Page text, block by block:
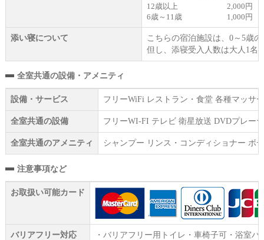
12歳以上
2,000円
6歳～11歳
1,000円
添い寝について
こちらの宿泊施設は、0～5歳
但し、添寝受入人数は大人1名
全室共通の設備・アメニティ
設備・サービス フリーWiFi レストラン・食堂 各種マッサ
全室共通の設備 フリーWI‐FI テレビ 衛星放送 DVDプレー
全室共通のアメニティ シャンプー リンス・コンディショナー ボ
注意事項など
お取扱い可能カード
バリアフリー対応 ・バリアフリー用トイレ・車椅子可・浴室